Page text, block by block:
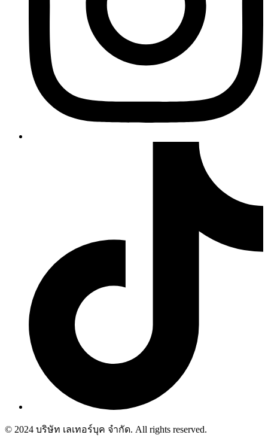
© 2024 บริษัท เลเทอร์บุค จำกัด. All rights reserved.